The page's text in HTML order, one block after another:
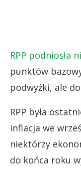
RPP podniosła
punktów
podwyżki, ale
RPP była
inflacja we
niektórzy
do końca roku